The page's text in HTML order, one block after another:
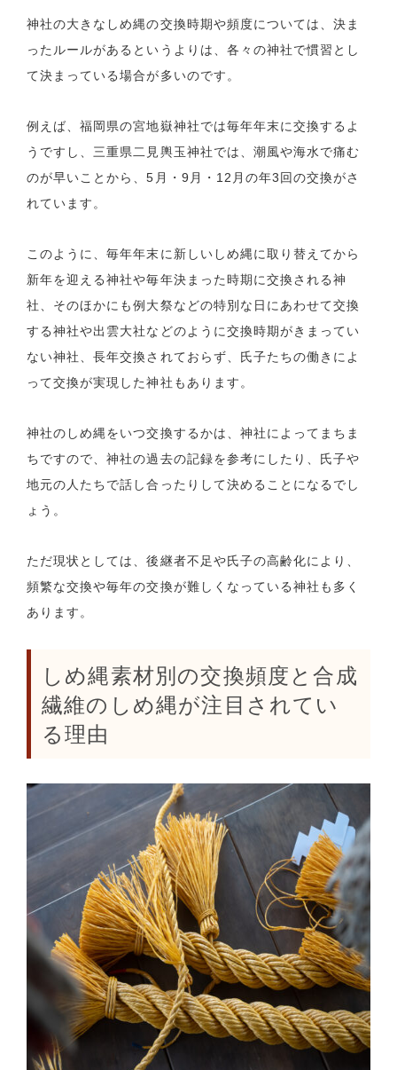
神社の大きなしめ縄の交換時期や頻度については、決ま
ったルールがあるというよりは、各々の神社で慣習とし
て決まっている場合が多いのです。
例えば、福岡県の宮地嶽神社では毎年年末に交換するよ
うですし、三重県二見輿玉神社では、潮風や海水で痛む
のが早いことから、5月・9月・12月の年3回の交換がさ
れています。
このように、毎年年末に新しいしめ縄に取り替えてから
新年を迎える神社や毎年決まった時期に交換される神
社、そのほかにも例大祭などの特別な日にあわせて交換
する神社や出雲大社などのように交換時期がきまってい
ない神社、長年交換されておらず、氏子たちの働きによ
って交換が実現した神社もあります。
神社のしめ縄をいつ交換するかは、神社によってまちま
ちですので、神社の過去の記録を参考にしたり、氏子や
地元の人たちで話し合ったりして決めることになるでし
ょう。
ただ現状としては、後継者不足や氏子の高齢化により、
頻繁な交換や毎年の交換が難しくなっている神社も多く
あります。
しめ縄素材別の交換頻度と合成
繊維のしめ縄が注目されてい
る理由